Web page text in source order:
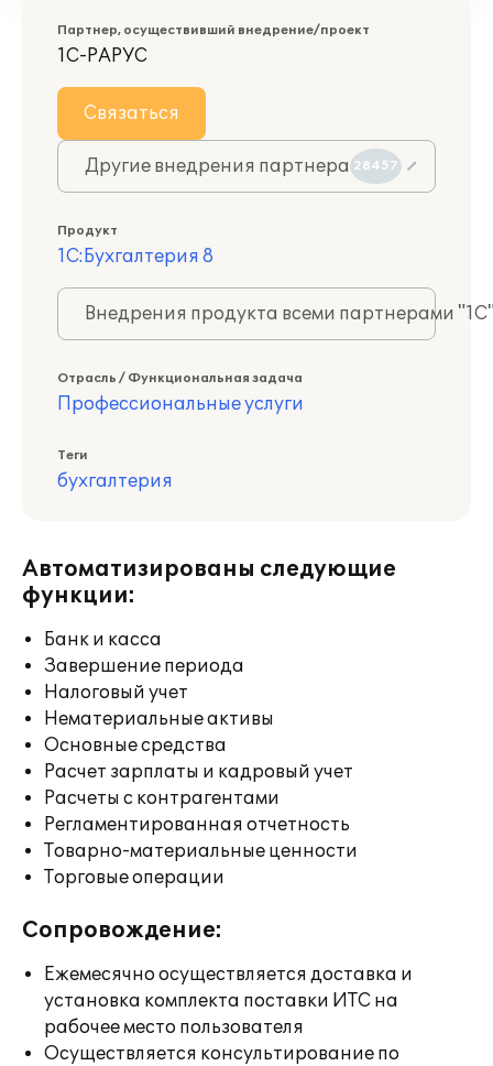
Партнер, осуществивший внедрение/проект
1С-РАРУС
Связаться
Другие внедрения партнера 28457
Продукт
1С:Бухгалтерия 8
Внедрения продукта всеми партнерами
Отрасль / Функциональная задача
Профессиональные услуги
Теги
бухгалтерия
Автоматизированы следующие
функции:
Банк и касса
Завершение периода
Налоговый учет
Нематериальные активы
Основные средства
Расчет зарплаты и кадровый учет
Расчеты с контрагентами
Регламентированная отчетность
Товарно-материальные ценности
Торговые операции
Сопровождение:
Ежемесячно осуществляется доставка и
установка комплекта поставки ИТС на
рабочее место пользователя
Осуществляется консультирование по